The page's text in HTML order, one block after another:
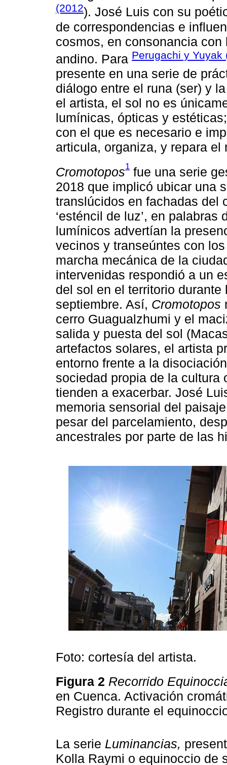
(2012). José Luis con su
de correspondencias e
cosmos, en consonancia
andino. Para Perugachi y Yuyak
presente en una serie de
diálogo entre el runa (ser) y
el artista, el sol no es
lumínicas, ópticas y
con el que es necesario e
articula, organiza, y repara el
Cromotopos1 fue una serie
2018 que implicó ubicar una
translúcidos en fachadas del
‘esténcil de luz’, en
lumínicos advertían la
vecinos y transeúntes con
marcha mecánica de la
intervenidas respondió a un
del sol en el territorio
septiembre. Así, Cromotopos
cerro Guagualzhumi y el
salida y puesta del sol
artefactos solares, el artista
entorno frente a la
sociedad propia de la
tienden a exacerbar. José
memoria sensorial del
pesar del parcelamiento,
ancestrales por parte de las
Foto: cortesía del artista.
Figura 2 Recorrido
en Cuenca. Activación
Registro durante el
La serie Luminancias,
Kolla Raymi o equinoccio de